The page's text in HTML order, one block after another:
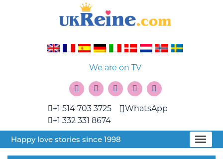
We are on TV
+1 514 703 3725
+1 332 331 8674
WhatsApp
Happy love stories since 1998